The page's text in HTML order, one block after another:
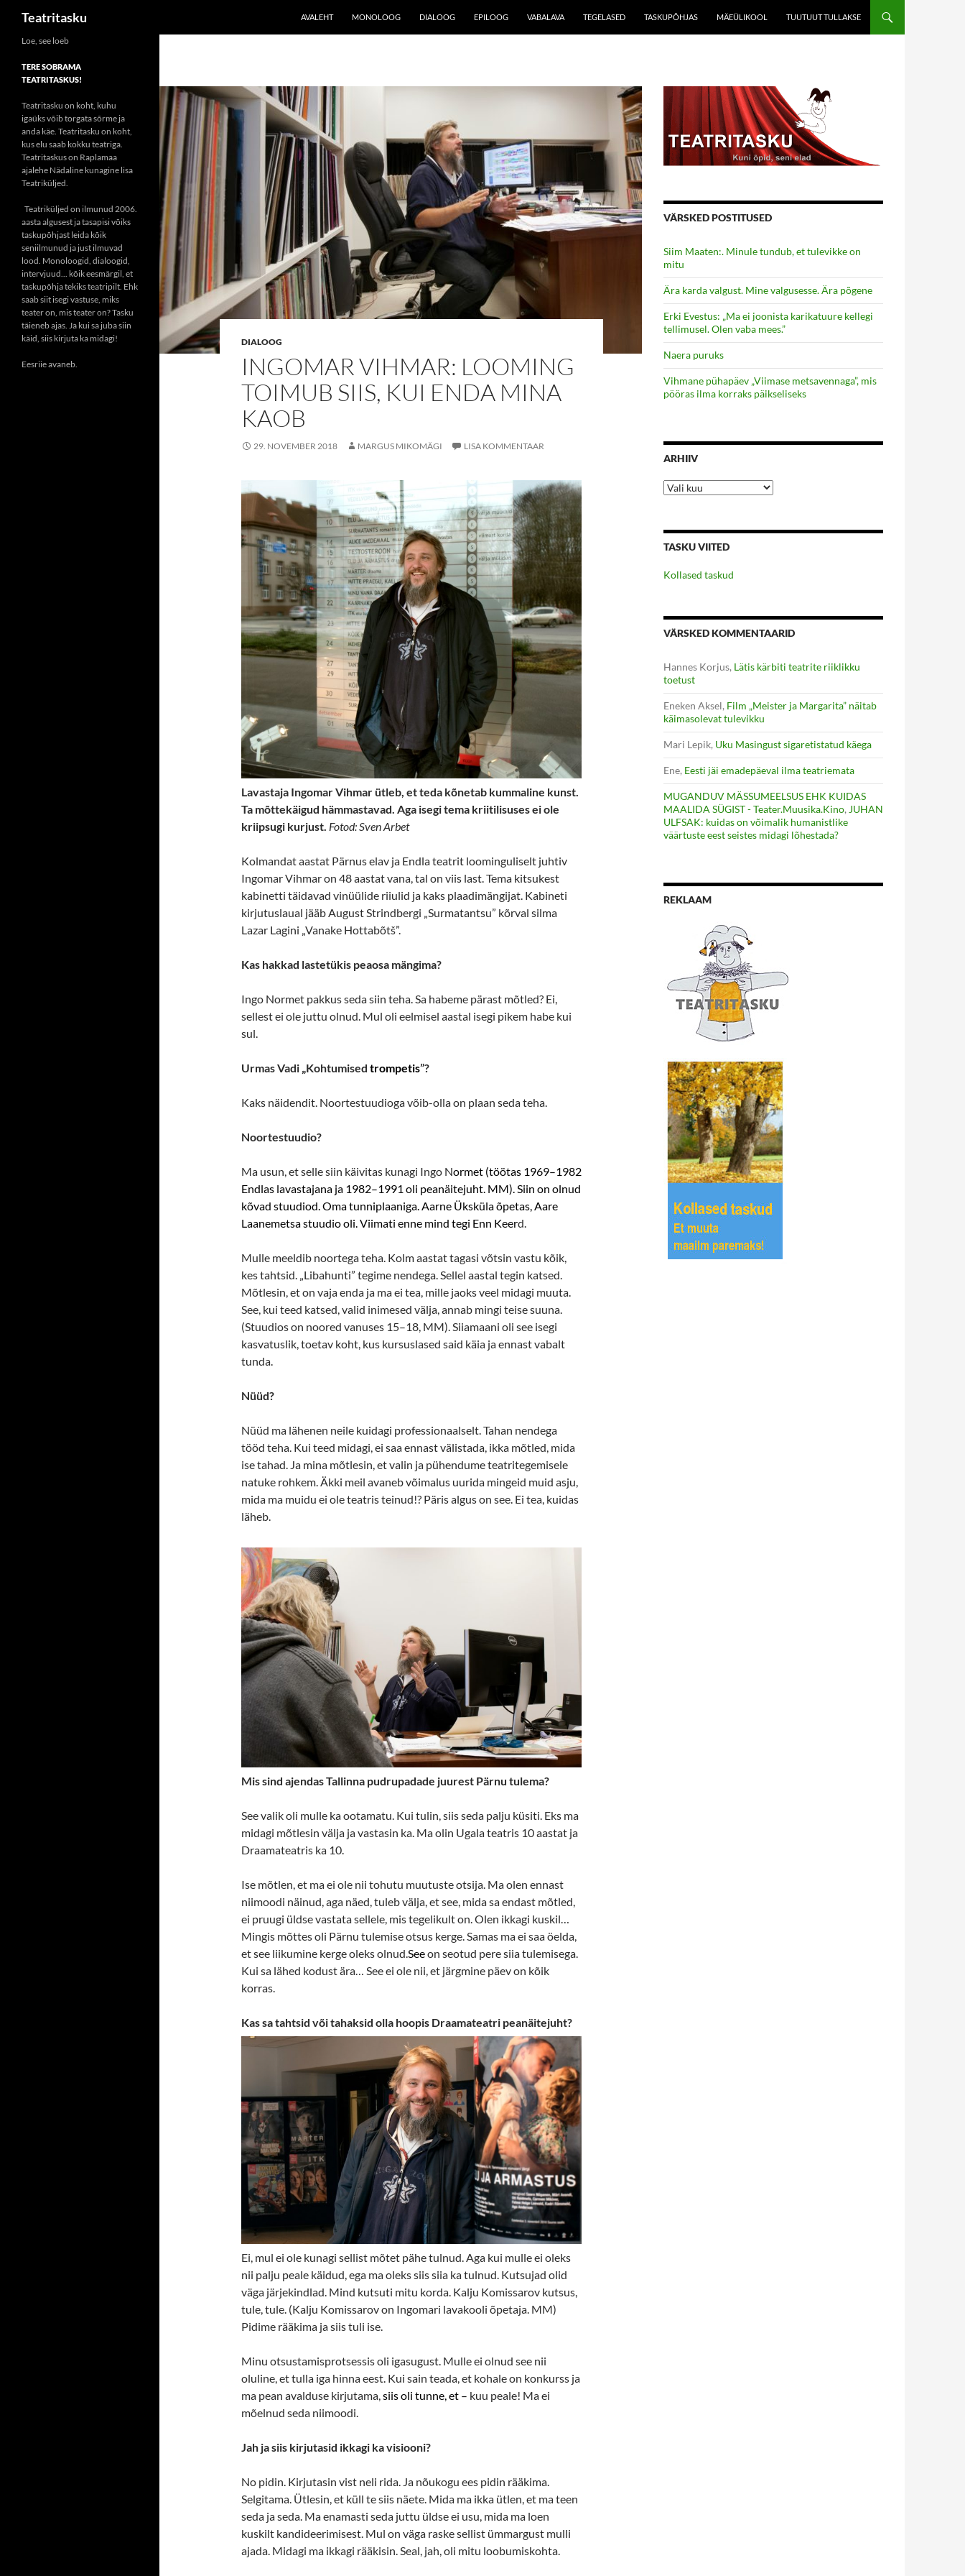
Liigu
juurde
Teatritasku AVALEHT MONOLOOG DIALOOG EPILOOG VABALAVA TEGELASED TASKUPÕHJAS MÄEÜLIKOOL TUUTUUT TULLAKSE
DIALOOG
INGOMAR VIHMAR: LOOMING
TOIMUB SIIS, KUI ENDA MINA
KAOB
29. NOVEMBER 2018 MARGUS MIKOMÄGI LISA KOMMENTAAR
Lavastaja Ingomar Vihmar ütleb, et teda kõnetab kummaline kunst.
Ta mõttekäigud hämmastavad. Aga isegi tema kriitilisuses ei ole
kriipsugi kurjust. Fotod: Sven Arbet
Kolmandat aastat Pärnus elav ja Endla teatrit loominguliselt juhtiv
Ingomar Vihmar on 48 aastat vana, tal on viis last. Tema kitsukest
kabinetti täidavad vinüülide riiulid ja kaks plaadimängijat. Kabineti
kirjutuslaual jääb August Strindbergi „Surmatantsu” kõrval silma
Lazar Lagini „Vanake Hottabõtš”.
Kas hakkad lastetükis peaosa mängima?
Ingo Normet pakkus seda siin teha. Sa habeme pärast mõtled? Ei,
sellest ei ole juttu olnud. Mul oli eelmisel aastal isegi pikem habe kui
sul.
Urmas Vadi „Kohtumised trompetis”?
Kaks näidendit. Noortestuudioga võib-olla on plaan seda teha.
Noortestuudio?
Ma usun, et selle siin käivitas kunagi Ingo Normet (töötas 1969–1982
Endlas lavastajana ja 1982–1991 oli peanäitejuht. MM). Siin on olnud
kõvad stuudiod. Oma tunniplaaniga. Aarne Üksküla õpetas, Aare
Laanemetsa stuudio oli. Viimati enne mind tegi Enn Keerd.
Mulle meeldib noortega teha. Kolm aastat tagasi võtsin vastu kõik,
kes tahtsid. „Libahunti” tegime nendega. Sellel aastal tegin katsed.
Mõtlesin, et on vaja enda ja ma ei tea, mille jaoks veel midagi muuta.
See, kui teed katsed, valid inimesed välja, annab mingi teise suuna.
(Stuudios on noored vanuses 15–18, MM). Siiamaani oli see isegi
kasvatuslik, toetav koht, kus kursuslased said käia ja ennast vabalt
tunda.
Nüüd?
Nüüd ma lähenen neile kuidagi professionaalselt. Tahan nendega
tööd teha. Kui teed midagi, ei saa ennast välistada, ikka mõtled, mida
ise tahad. Ja mina mõtlesin, et valin ja pühendume teatritegemisele
natuke rohkem. Äkki meil avaneb võimalus uurida mingeid muid asju,
mida ma muidu ei ole teatris teinud!? Päris algus on see. Ei tea, kuidas
läheb.
Mis sind ajendas Tallinna pudrupadade juurest Pärnu tulema?
See valik oli mulle ka ootamatu. Kui tulin, siis seda palju küsiti. Eks ma
midagi mõtlesin välja ja vastasin ka. Ma olin Ugala teatris 10 aastat ja
Draamateatris ka 10.
Ise mõtlen, et ma ei ole nii tohutu muutuste otsija. Ma olen ennast
niimoodi näinud, aga näed, tuleb välja, et see, mida sa endast mõtled,
ei pruugi üldse vastata sellele, mis tegelikult on. Olen ikkagi kuskil…
Mingis mõttes oli Pärnu tulemise otsus kerge. Samas ma ei saa öelda,
et see liikumine kerge oleks olnud.Seeon seotud pere siia tulemisega.
Kui sa lähed kodust ära… See ei ole nii, et järgmine päev on kõik
korras.
Kas sa tahtsid või tahaksid olla hoopis Draamateatri peanäitejuht?
Ei, mul ei ole kunagi sellist mõtet pähe tulnud. Aga kui mulle ei oleks
nii palju peale käidud, ega ma oleks siis siia ka tulnud. Kutsujad olid
väga järjekindlad. Mind kutsuti mitu korda. Kalju Komissarov kutsus,
tule, tule. (Kalju Komissarov on Ingomari lavakooli õpetaja. MM)
Pidime rääkima ja siis tuli ise.
Minu otsustamisprotsessis oli igasugust. Mulle ei olnud see nii
oluline, et tulla iga hinna eest. Kui sain teada, et kohale on konkurss ja
ma pean avalduse kirjutama,siis oli tunne, et – kuu peale! Ma ei
mõelnud seda niimoodi.
Jah ja siis kirjutasid ikkagi ka visiooni?
No pidin. Kirjutasin vist neli rida. Ja nõukogu ees pidin rääkima.
Selgitama. Ütlesin, et küll te siis näete. Mida ma ikka ütlen, et ma teen
seda ja seda. Ma enamasti seda juttu üldse ei usu, mida ma loen
kuskilt kandideerimisest. Mul on väga raske sellist ümmargust mulli
ajada. Midagi ma ikkagi rääkisin. Seal, jah, oli mitu loobumiskohta.
VÄRSKED POSTITUSED
Siim Maaten:. Minule tundub, et tulevikke on
mitu
Ära karda valgust. Mine valgusesse. Ära põgene
Erki Evestus: „Ma ei joonista karikatuure kellegi
tellimusel. Olen vaba mees.”
Naera puruks
Vihmane pühapäev „Viimase metsavennaga”, mis
pööras ilma korraks päikseliseks
ARHIIV
Arhiiv
TASKU VIITED
Kollased taskud
VÄRSKED KOMMENTAARID
Hannes Korjus, Lätis kärbiti teatrite riiklikku
toetust
Eneken Aksel, Film „Meister ja Margarita” näitab
käimasolevat tulevikku
Mari Lepik, Uku Masingust sigaretistatud käega
Ene, Eesti jäi emadepäeval ilma teatriemata
MUGANDUV MÄSSUMEELSUS EHK KUIDAS
MAALIDA SÜGIST - Teater.Muusika.Kino, JUHAN
ULFSAK: kuidas on võimalik humanistlike
väärtuste eest seistes midagi lõhestada?
REKLAAM
Loe, see loeb
TERE SOBRAMA
TEATRITASKUS!
Teatritasku on koht, kuhu
igaüks võib torgata sõrme ja
anda käe. Teatritasku on koht,
kus elu saab kokku teatriga.
Teatritaskus on Raplamaa
ajalehe Nädaline kunagine lisa
Teatriküljed.
Teatriküljed on ilmunud 2006.
aasta algusest ja tasapisi võiks
taskupõhjast leida kõik
seniilmunud ja just ilmuvad
lood. Monoloogid, dialoogid,
intervjuud... kõik eesmärgil, et
taskupõhja tekiks teatripilt. Ehk
saab siit isegi vastuse, miks
teater on, mis teater on? Tasku
täieneb ajas. Ja kui sa juba siin
käid, siis kirjuta ka midagi!
Eesriie avaneb.